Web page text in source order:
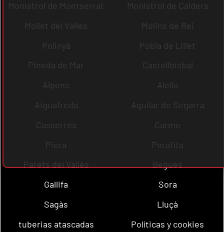
Monistrol de Montserrat
Monistrol de Calders
Mollet del Vallès
Molins de Rei
Polinyà
Pobla de Lillet
Pineda de Mar
Castellbisbal
Alpens
Alella
Aiguafreda
Aguilar de Segarra
Casserres
Carme
Piera
Perafita
Parets del Vallès
Begues
Gallifa
Sora
Sagàs
Lluçà
tuberias atascadas
Políticas y cookies